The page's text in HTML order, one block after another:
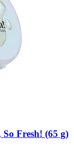
Fresh! (65 g)